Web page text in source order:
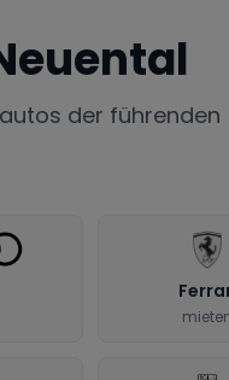
der führenden